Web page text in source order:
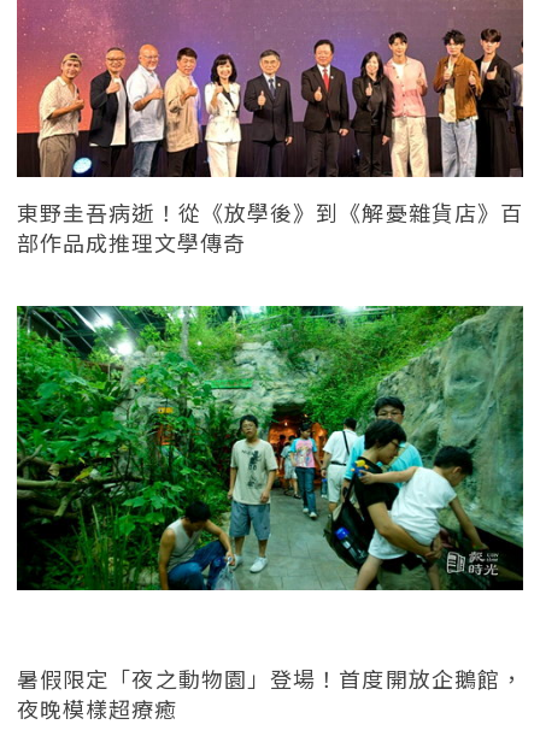
東野圭吾病逝！從《放學後》到《解憂雜貨店》百
部作品成推理文學傳奇
暑假限定「夜之動物園」登場！首度開放企鵝館，
夜晚模樣超療癒